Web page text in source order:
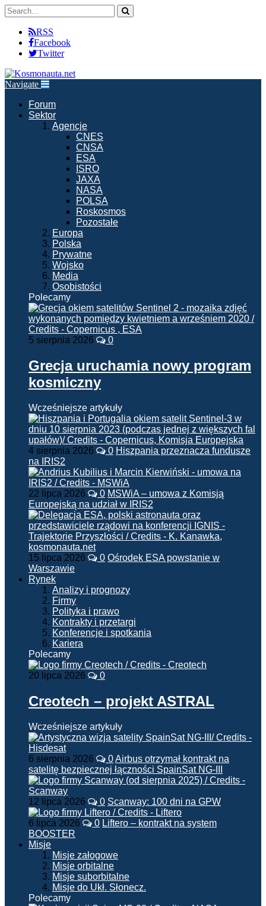
RSS
Facebook
Twitter
Navigate
Forum
Sektor
Agencje
CNES
CNSA
ESA
ISRO
JAXA
NASA
POLSA
Roskosmos
Pozostałe
Europa
Polska
Prywatne
Wojsko
Media
Osobistości
Polecamy
5 sierpnia 2026 0
Grecja uruchamia nowy program
kosmiczny
Wcześniejsze artykuły
4 sierpnia 2026 0 Hiszpania przeznacza fundusze
na IRIS2
22 lipca 2026 0 MSWiA – umowa z Komisją
Europejską na udział w IRIS2
15 lipca 2026 0 Ośrodek ESA powstanie w
Warszawie
Rynek
Analizy i prognozy
Firmy
Polityka i prawo
Kontrakty i przetargi
Konferencje i spotkania
Kariera
Polecamy
20 lipca 2026 0
Creotech – projekt ASTRAL
Wcześniejsze artykuły
6 sierpnia 2026 0Airbus otrzymał kontrakt na
satelitę bezpiecznej łączności SpainSat NG-III
12 lipca 2026 0 Scanway: 100 dni na GPW
6 lipca 2026 0 Liftero – kontrakt na system
BOOSTER
Misje
Misje załogowe
Misje orbitalne
Misje suborbitalne
Misje do Ukł. Słonecz.
Polecamy